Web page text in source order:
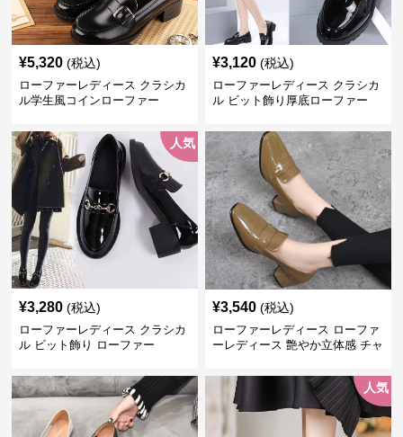
¥5,320 (税込)
ローファーレディース クラシカ
ル学生風コインローファー
¥3,120 (税込)
ローファーレディース クラシカ
ル ビット飾り厚底ローファー
人気
¥3,280 (税込)
ローファーレディース クラシカ
ル ビット飾り ローファー
¥3,540 (税込)
ローファーレディース ローファ
ーレディース 艶やか立体感 チャ
人気